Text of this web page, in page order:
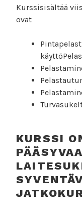
Kurssisisältää
ovat
KURSSI